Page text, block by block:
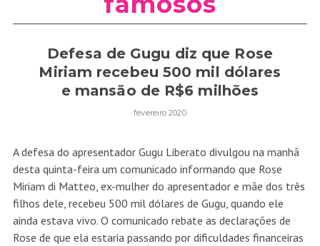
Defesa de Gugu diz que Rose
Miriam recebeu 500 mil dólares
e mansão de R$6 milhões
fevereiro 2020
A defesa do apresentador Gugu Liberato divulgou na manhã
desta quinta-feira um comunicado informando que Rose
Miriam di Matteo, ex-mulher do apresentador e mãe dos três
filhos dele, recebeu 500 mil dólares de Gugu, quando ele
ainda estava vivo. O comunicado rebate as declarações de
Rose de que ela estaria passando por dificuldades financeiras